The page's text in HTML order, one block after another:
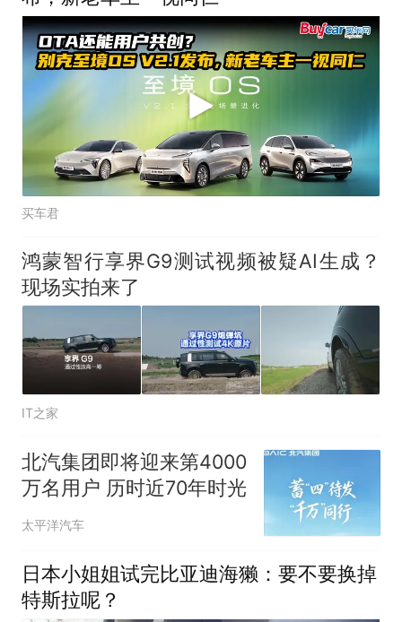
买车君
鸿蒙智行享界G9测试视频被疑AI生成？
现场实拍来了
IT之家
北汽集团即将迎来第‌4000
万名用户 历时近70年时光
太平洋汽车
日本小姐姐试完比亚迪海獭：要不要换掉
特斯拉呢？